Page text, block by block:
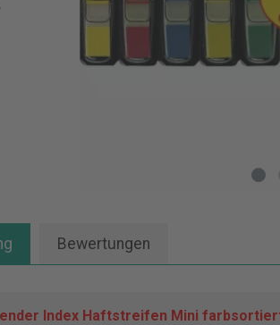
Bewertungen
Index Haftstreifen Mini farbsortiert